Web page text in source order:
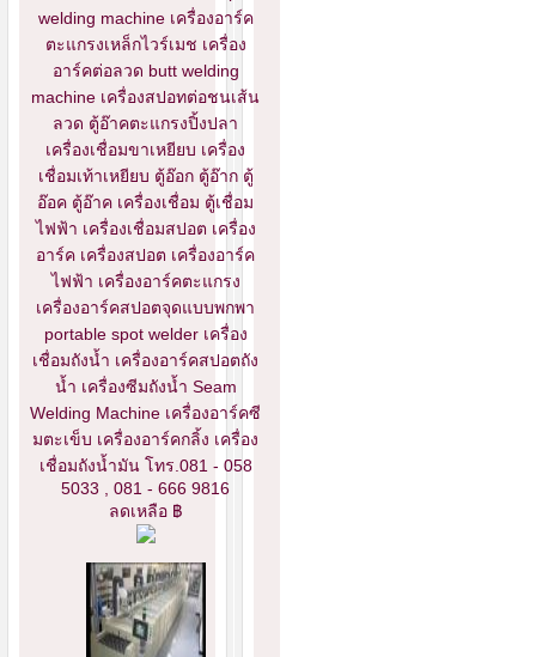
welding machine เครื่องอาร์ค
ตะแกรงเหล็กไวร์เมช เครื่อง
อาร์คต่อลวด butt welding
machine เครื่องสปอทต่อชนเส้น
ลวด ตู้อ๊าคตะแกรงปิ้งปลา
เครื่องเชื่อมขาเหยียบ เครื่อง
เชื่อมเท้าเหยียบ ตู้อ๊อก ตู้อ๊าก ตู้
อ๊อค ตู้อ๊าค เครื่องเชื่อม ตู้เชื่อม
ไฟฟ้า เครื่องเชื่อมสปอต เครื่อง
อาร์ค เครื่องสปอต เครื่องอาร์ค
ไฟฟ้า เครื่องอาร์คตะแกรง
เครื่องอาร์คสปอตจุดแบบพกพา
portable spot welder เครื่อง
เชื่อมถังน้ำ เครื่องอาร์คสปอตถัง
น้ำ เครื่องซีมถังน้ำ Seam
Welding Machine เครื่องอาร์คซี
มตะเข็บ เครื่องอาร์คกลิ้ง เครื่อง
เชื่อมถังน้ำมัน โทร.081 - 058
5033 , 081 - 666 9816
ลดเหลือ ฿